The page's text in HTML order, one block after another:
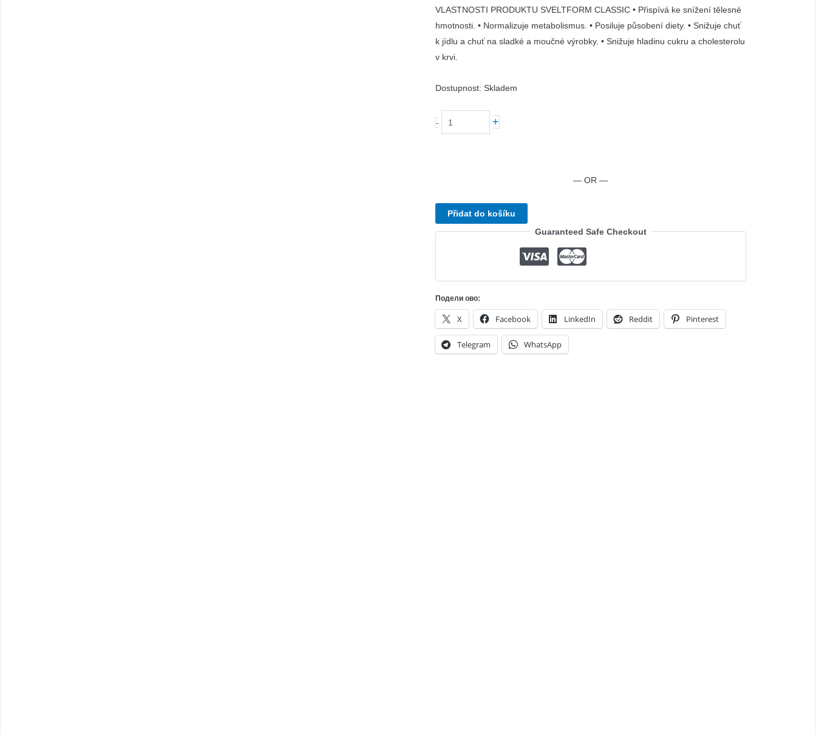
VLASTNOSTI PRODUKTU SVELTFORM CLASSIC • Přispívá ke snížení tělesné
hmotnosti. • Normalizuje metabolismus. • Posiluje působení diety. • Snižuje chuť
k jídlu a chuť na sladké a moučné výrobky. • Snižuje hladinu cukru a cholesterolu
v krvi.
Dostupnost: Skladem
-
Sveltform
Classic
+
— OR —
Přidat do košíku
Guaranteed Safe Checkout
Подели ово:
X Facebook LinkedIn Reddit Pinterest
Telegram WhatsApp